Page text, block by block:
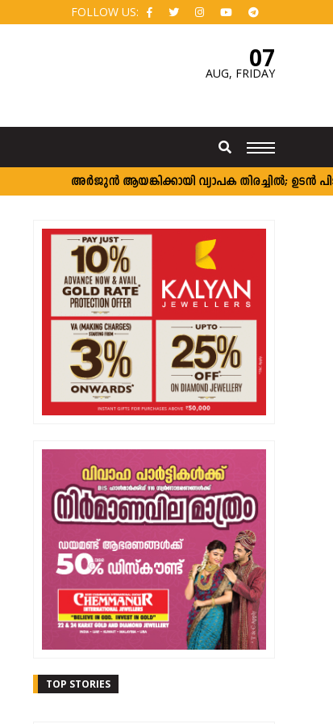
FOLLOW US:
07
AUG, FRIDAY
അർജുൻ ആയങ്കിക്കായി വ്യാപക തിരച്ചിൽ; ഉടൻ
TOP STORIES